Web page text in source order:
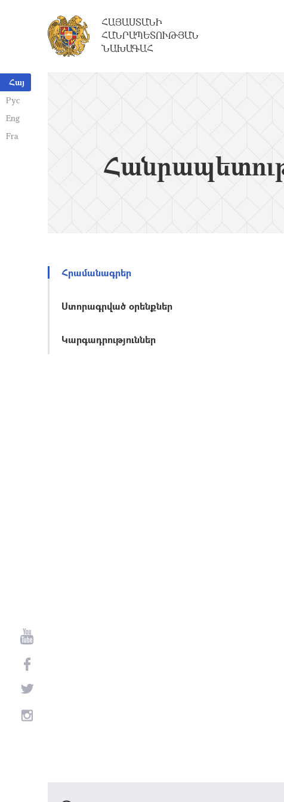
Հայ
Рус
Eng
Fra
ՀԱՅԱՍՏԱՆԻ
ՀԱՆՐԱՊԵՏՈՒԹՅԱՆ
ՆԱԽԱԳԱՀ
Հրամանագրեր
Ստորագրված օրենքներ
Կարգադրություններ